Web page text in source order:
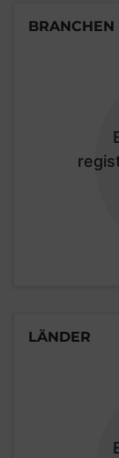
BRANCHEN
LÄNDER